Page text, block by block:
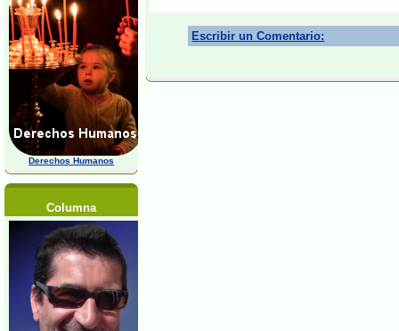
Derechos Humanos
Columna
Escribir un Comentario: